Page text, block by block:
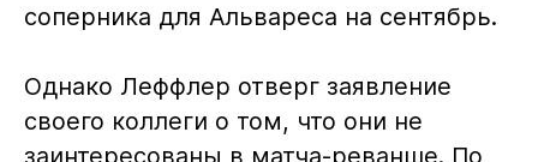
соперника для Альвареса на сентябрь.
Однако Леффлер отверг заявление
своего коллеги о том, что они не
заинтересованы в матча-реванше. По